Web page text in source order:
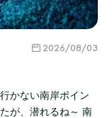
2026/08/03
かない南岸ポイン
が、潜れるね～ 南